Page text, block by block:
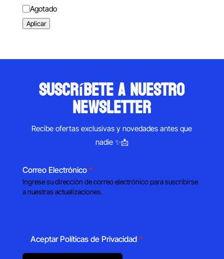
Agotado
Aplicar
suscríbete a nuestro
newsletter
Recibe ofertas exclusivas y novedades antes que
nadie ✨📩
Correo Electrónico *
Ingrese su dirección de correo electrónico para suscribirse
a nuestras actualizaciones.
Aceptar Políticas de Privacidad *